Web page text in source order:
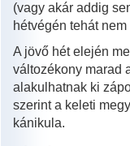
(vagy akár addig
hétvégén tehát
A jövő hét elején
változékony marad
alakulhatnak ki
szerint a keleti
kánikula.